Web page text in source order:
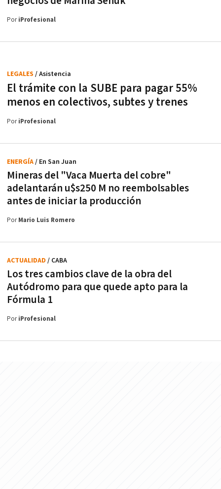
PoriProfesional
El trámite con la SUBE para pagar 55%
menos en colectivos, subtes y trenes
LEGALES / Asistencia
PoriProfesional
Mineras del "Vaca Muerta del cobre"
adelantarán u$s250 M no reembolsables
antes de iniciar la producción
ENERGÍA/ En San Juan
PorMario Luis Romero
Los tres cambios clave de la obra del
Autódromo para que quede apto para la
Fórmula 1
ACTUALIDAD / CABA
PoriProfesional